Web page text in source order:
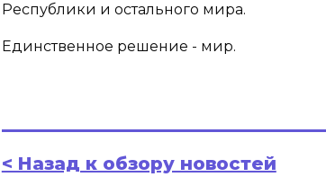
Республики и остального мира.
Единственное решение - мир.
< Назад к обзору новостей